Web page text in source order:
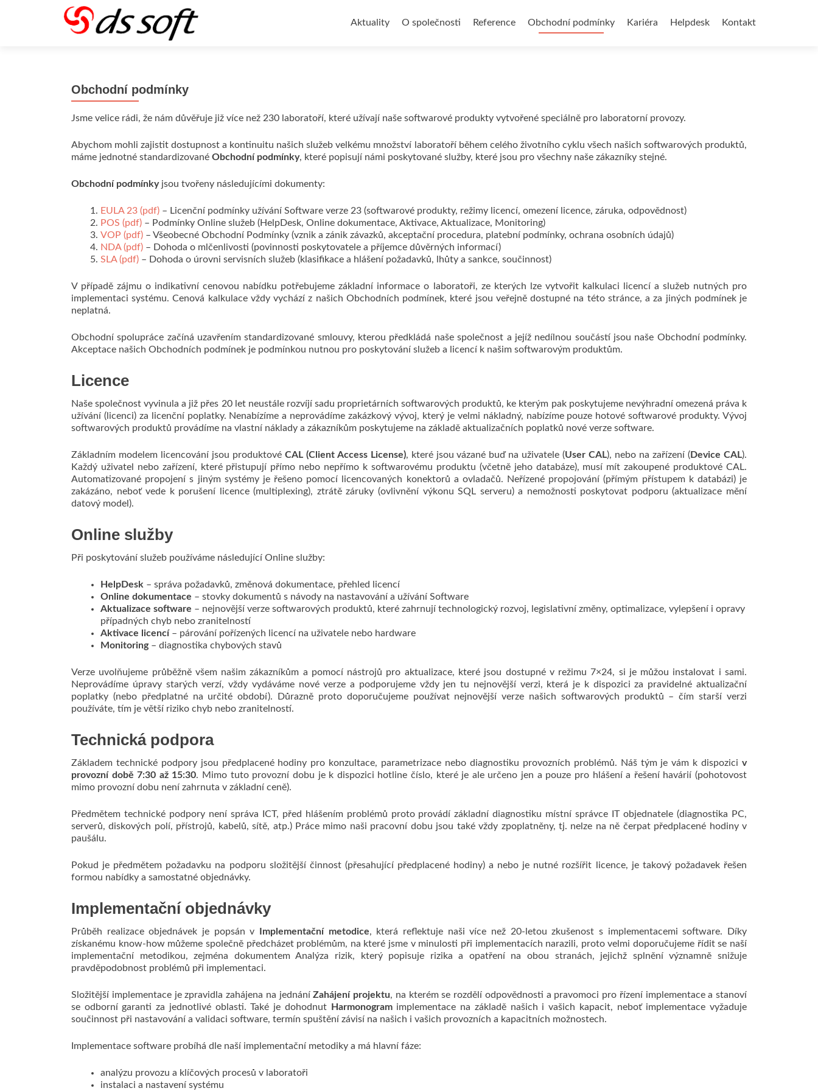
k
Aktuality O společnosti Reference Obchodní podmínky Kariéra Helpdesk Kontakt
Obchodní podmínky
Jsme velice rádi, že nám důvěřuje již více než 230 laboratoří, které užívají naše softwarové produkty vytvořené speciálně pro laboratorní provozy.
Abychom mohli zajistit dostupnost a kontinuitu našich služeb velkému množství laboratoří během celého životního cyklu všech našich softwarových produktů,
máme jednotné standardizované Obchodní podmínky, které popisují námi poskytované služby, které jsou pro všechny naše zákazníky stejné.
Obchodní podmínkyjsou tvořeny následujícími dokumenty:
EULA 23 (pdf) – Licenční podmínky užívání Software verze 23 (softwarové produkty, režimy licencí, omezení licence, záruka, odpovědnost)
POS (pdf) – Podmínky Online služeb (HelpDesk, Online dokumentace, Aktivace, Aktualizace, Monitoring)
VOP (pdf) – Všeobecné Obchodní Podmínky (vznik a zánik závazků, akceptační procedura, platební podmínky, ochrana osobních údajů)
NDA (pdf) – Dohoda o mlčenlivosti (povinnosti poskytovatele a příjemce důvěrných informací)
SLA (pdf) – Dohoda o úrovni servisních služeb (klasifikace a hlášení požadavků, lhůty a sankce, součinnost)
V případě zájmu o indikativní cenovou nabídku potřebujeme základní informace o laboratoři, ze kterých lze vytvořit kalkulaci licencí a služeb nutných pro
implementaci systému. Cenová kalkulace vždy vychází z našich Obchodních podmínek, které jsou veřejně dostupné na této stránce, a za jiných podmínek je
neplatná.
Obchodní spolupráce začíná uzavřením standardizované smlouvy, kterou předkládá naše společnost a jejíž nedílnou součástí jsou naše Obchodní podmínky.
Akceptace našich Obchodních podmínek je podmínkou nutnou pro poskytování služeb a licencí k našim softwarovým produktům.
Licence
Naše společnost vyvinula a již přes 20 let neustále rozvíjí sadu proprietárních softwarových produktů, ke kterým pak poskytujeme nevýhradní omezená práva k
užívání (licenci) za licenční poplatky. Nenabízíme a neprovádíme zakázkový vývoj, který je velmi nákladný, nabízíme pouze hotové softwarové produkty. Vývoj
softwarových produktů provádíme na vlastní náklady a zákazníkům poskytujeme na základě aktualizačních poplatků nové verze software.
Základním modelem licencování jsou produktové CAL (Client Access License), které jsou vázané buď na uživatele (User CAL), nebo na zařízení (Device CAL).
Každý uživatel nebo zařízení, které přistupují přímo nebo nepřímo k softwarovému produktu (včetně jeho databáze), musí mít zakoupené produktové CAL.
Automatizované propojení s jiným systémy je řešeno pomocí licencovaných konektorů a ovladačů. Neřízené propojování (přímým přístupem k databázi) je
zakázáno, neboť vede k porušení licence (multiplexing), ztrátě záruky (ovlivnění výkonu SQL serveru) a nemožnosti poskytovat podporu (aktualizace mění
datový model).
Online služby
Při poskytování služeb používáme následující Online služby:
HelpDesk – správa požadavků, změnová dokumentace, přehled licencí
Online dokumentace – stovky dokumentů s návody na nastavování a užívání Software
Aktualizace software – nejnovější verze softwarových produktů, které zahrnují technologický rozvoj, legislativní změny, optimalizace, vylepšení i opravy
případných chyb nebo zranitelností
Aktivace licencí– párování pořízených licencí na uživatele nebo hardware
Monitoring – diagnostika chybových stavů
Verze uvolňujeme průběžně všem našim zákazníkům a pomocí nástrojů pro aktualizace, které jsou dostupné v režimu 7×24, si je můžou instalovat i sami.
Neprovádíme úpravy starých verzí, vždy vydáváme nové verze a podporujeme vždy jen tu nejnovější verzi, která je k dispozici za pravidelné aktualizační
poplatky (nebo předplatné na určité období). Důrazně proto doporučujeme používat nejnovější verze našich softwarových produktů – čím starší verzi
používáte, tím je větší riziko chyb nebo zranitelností.
Technická podpora
Základem technické podpory jsou předplacené hodiny pro konzultace, parametrizace nebo diagnostiku provozních problémů. Náš tým je vám k dispozici v
provozní době 7:30 až 15:30. Mimo tuto provozní dobu je k dispozici hotline číslo, které je ale určeno jen a pouze pro hlášení a řešení havárií (pohotovost
mimo provozní dobu není zahrnuta v základní ceně).
Předmětem technické podpory není správa ICT, před hlášením problémů proto provádí základní diagnostiku místní správce IT objednatele (diagnostika PC,
serverů, diskových polí, přístrojů, kabelů, sítě, atp.) Práce mimo naši pracovní dobu jsou také vždy zpoplatněny, tj. nelze na ně čerpat předplacené hodiny v
paušálu.
Pokud je předmětem požadavku na podporu složitější činnost (přesahující předplacené hodiny) a nebo je nutné rozšířit licence, je takový požadavek řešen
formou nabídky a samostatné objednávky.
Implementační objednávky
Průběh realizace objednávek je popsán v Implementační metodice, která reflektuje naši více než 20-letou zkušenost s implementacemi software. Díky
získanému know-how můžeme společně předcházet problémům, na které jsme v minulosti při implementacích narazili, proto velmi doporučujeme řídit se naší
implementační metodikou, zejména dokumentem Analýza rizik, který popisuje rizika a opatření na obou stranách, jejichž splnění významně snižuje
pravděpodobnost problémů při implementaci.
Složitější implementace je zpravidla zahájena na jednáníZahájení projektu, na kterém se rozdělí odpovědnosti a pravomoci pro řízení implementace a stanoví
se odborní garanti za jednotlivé oblasti. Také je dohodnut
Harmonogramimplementace na základě našich i vašich kapacit, neboť implementace vyžaduje
součinnost při nastavování a validaci software, termín spuštění závisí na našich i vašich provozních a kapacitních možnostech.
Implementace software probíhá dle naší implementační metodiky a má hlavní fáze:
analýzu provozu a klíčových procesů v laboratoři
instalaci a nastavení systému